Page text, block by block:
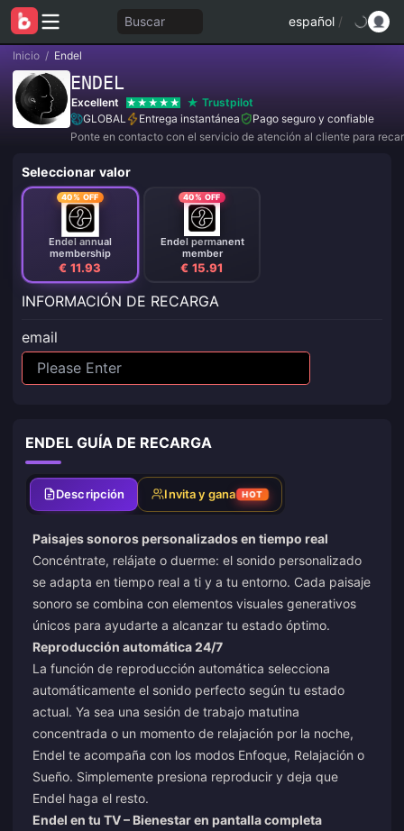
Buscar español /
Inicio / Endel
ENDEL
Excellent
Trustpilot
GLOBAL
Entrega instantánea
Pago seguro y confiable
Ponte en contacto con el servicio de atención al cliente para
Seleccionar valor
40% OFF
Endel annual
membership
€ 11.93
40% OFF
Endel permanent
member
€ 15.91
INFORMACIÓN DE RECARGA
email
ENDEL GUÍA DE RECARGA
Descripción Invita y gana HOT
Paisajes sonoros personalizados en tiempo real
Concéntrate, relájate o duerme: el sonido personalizado
se adapta en tiempo real a ti y a tu entorno. Cada paisaje
sonoro se combina con elementos visuales generativos
únicos para ayudarte a alcanzar tu estado óptimo.
Reproducción automática 24/7
La función de reproducción automática selecciona
automáticamente el sonido perfecto según tu estado
actual. Ya sea una sesión de trabajo matutina
concentrada o un momento de relajación por la noche,
Endel te acompaña con los modos Enfoque, Relajación o
Sueño. Simplemente presiona reproducir y deja que
Endel haga el resto.
Endel en tu TV – Bienestar en pantalla completa